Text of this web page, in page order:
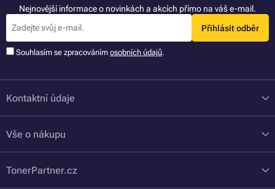
Nejnovější informace o novinkách a akcích přímo na váš e-mail.
Přihlásit odběr
Souhlasím se zpracováním osobních údajů.
Kontaktní údaje
Vše o nákupu
TonerPartner.cz